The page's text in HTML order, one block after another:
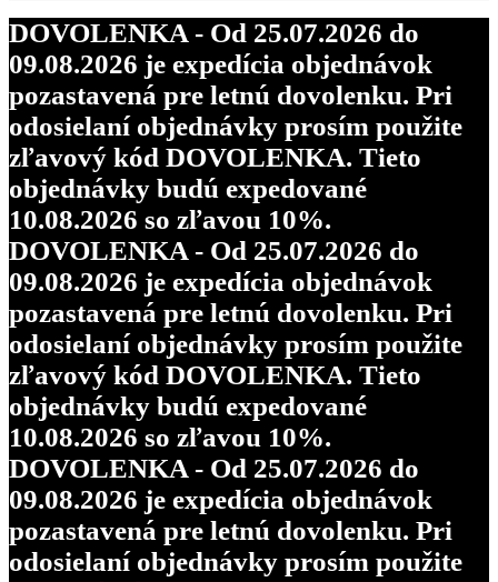
DOVOLENKA - Od 25.07.2026 do
09.08.2026 je expedícia objednávok
pozastavená pre letnú dovolenku. Pri
odosielaní objednávky prosím použite
zľavový kód DOVOLENKA. Tieto
objednávky budú expedované
10.08.2026 so zľavou 10%.
DOVOLENKA - Od 25.07.2026 do
09.08.2026 je expedícia objednávok
pozastavená pre letnú dovolenku. Pri
odosielaní objednávky prosím použite
zľavový kód DOVOLENKA. Tieto
objednávky budú expedované
10.08.2026 so zľavou 10%.
DOVOLENKA - Od 25.07.2026 do
09.08.2026 je expedícia objednávok
pozastavená pre letnú dovolenku. Pri
odosielaní objednávky prosím použite